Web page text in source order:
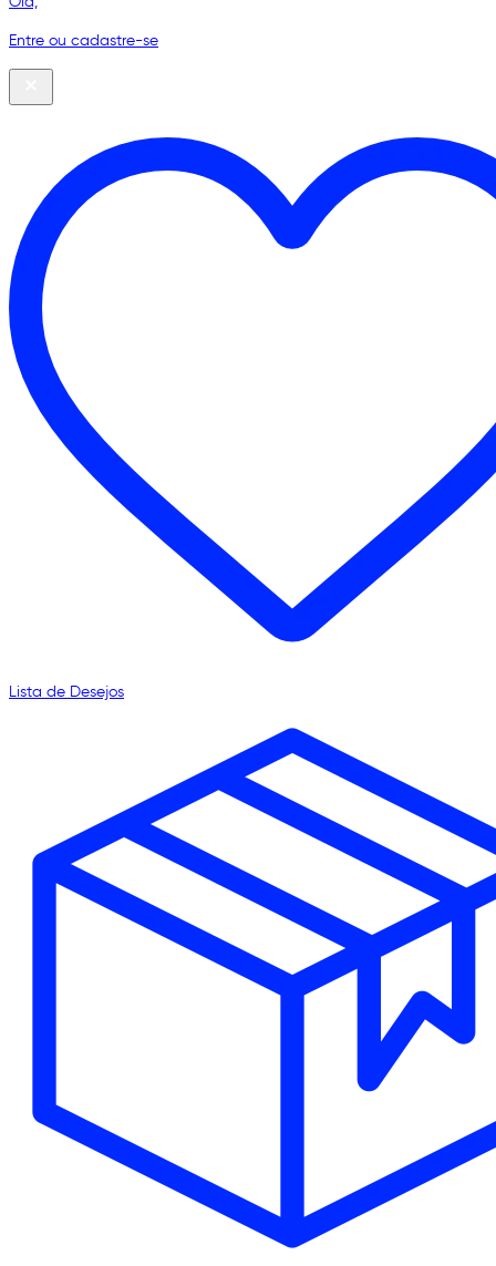
Entre ou cadastre-se
Lista de Desejos